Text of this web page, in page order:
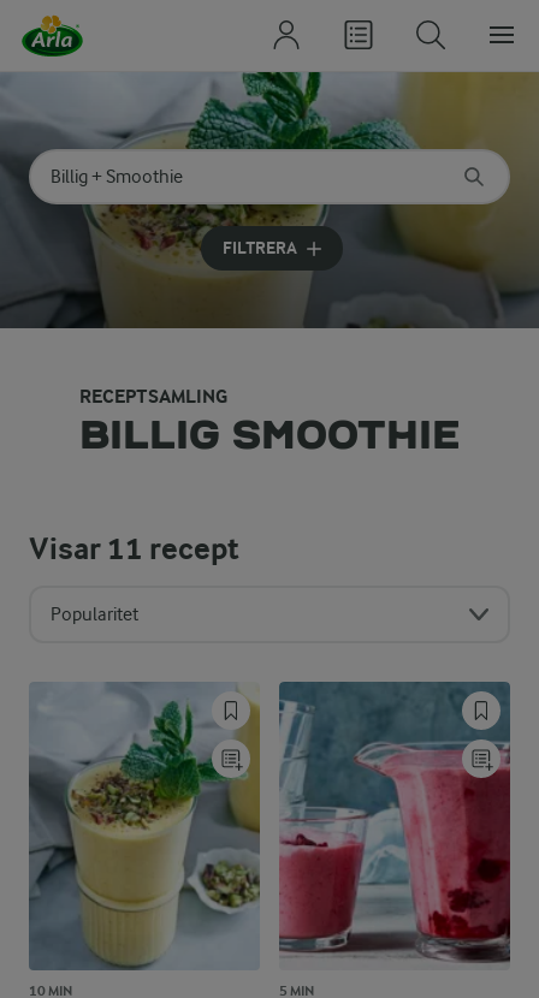
Sök på kategori eller ingrediens
Skriv in sökord för att få förslag
FILTRERA
RECEPTSAMLING
BILLIG SMOOTHIE
Visar11 recept
Popularitet
10 MIN 5 MIN